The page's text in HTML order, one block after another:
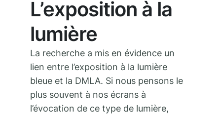
L’exposition à la
lumière
La recherche a mis en évidence un
lien entre l’exposition à la lumière
bleue et la DMLA. Si nous pensons le
plus souvent à nos écrans à
l’évocation de ce type de lumière,